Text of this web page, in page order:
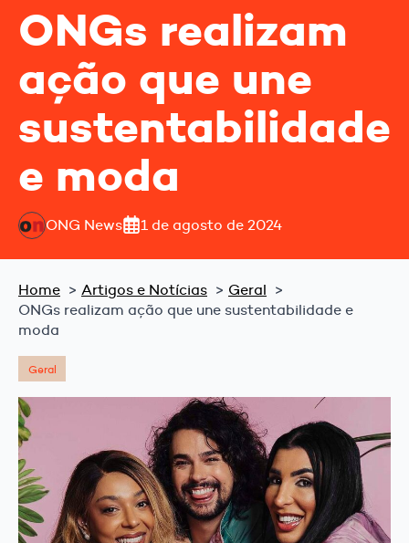
ONGs realizam
ação que une
sustentabilidade
e moda
ONG News 1 de agosto de 2024
Home Artigos e Notícias
Geral
ONGs realizam ação que une sustentabilidade e
moda
Geral